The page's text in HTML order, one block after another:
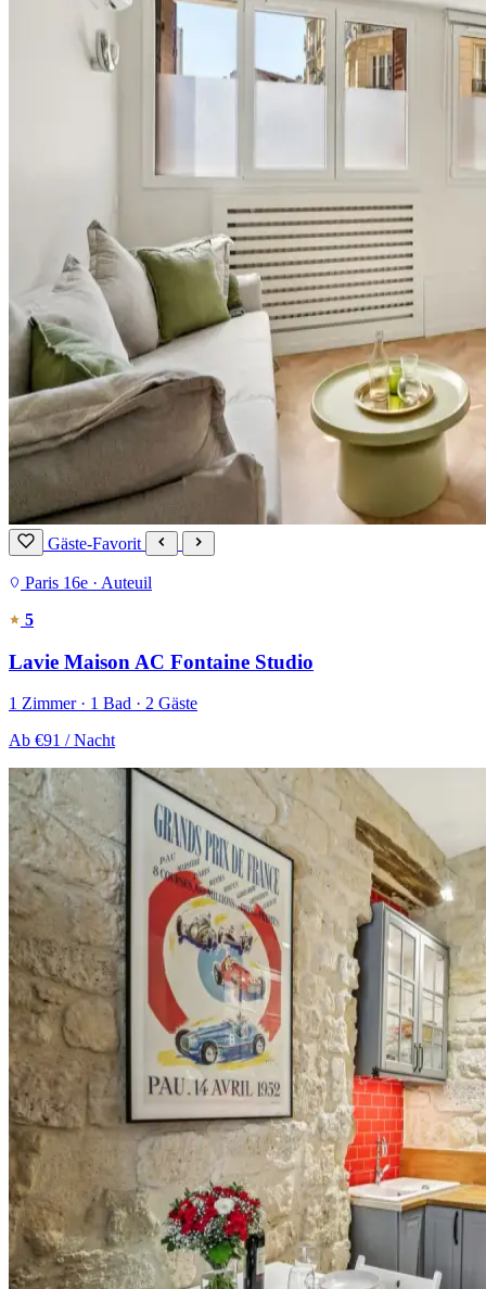
Gäste-Favorit
Paris 16e · Auteuil
5
Lavie Maison AC Fontaine Studio
1 Zimmer · 1 Bad · 2 Gäste
Ab €91 / Nacht